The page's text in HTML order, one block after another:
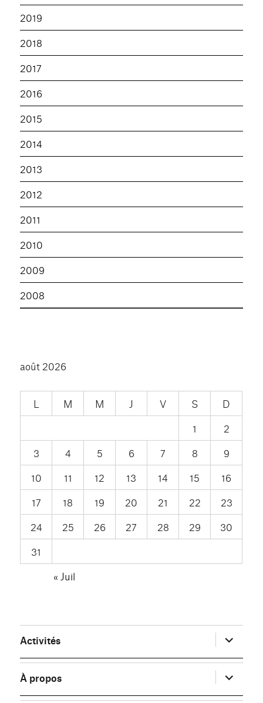
2019
2018
2017
2016
2015
2014
2013
2012
2011
2010
2009
2008
août 2026
L M M J V S
D
1
2
3
4 5 6 7 8
9
10
11 12 13 14 15
16
17
18 19 20 21 22
23
24
25 26 27 28 29
30
31
« Juil
Activités ouvrir
le
sous-
menu
À propos
ouvrir
le
sous-